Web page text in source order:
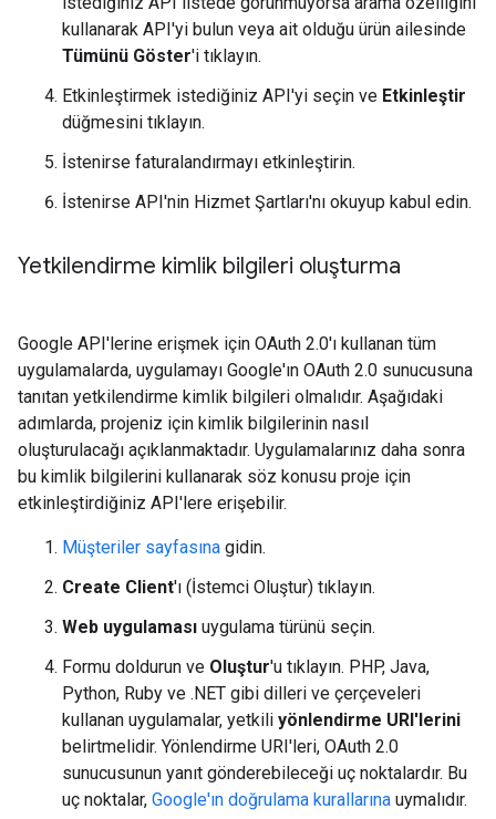
kullanarak API'yi bulun veya ait olduğu ürün ailesinde
Tümünü Göster'i tıklayın.
Etkinleştirmek istediğiniz API'yi seçin ve Etkinleştir
düğmesini tıklayın.
İstenirse faturalandırmayı etkinleştirin.
İstenirse API'nin Hizmet Şartları'nı okuyup kabul edin.
Yetkilendirme kimlik bilgileri oluşturma
Google API'lerine erişmek için OAuth 2.0'ı kullanan tüm
uygulamalarda, uygulamayı Google'ın OAuth 2.0 sunucusuna
tanıtan yetkilendirme kimlik bilgileri olmalıdır. Aşağıdaki
adımlarda, projeniz için kimlik bilgilerinin nasıl
oluşturulacağı açıklanmaktadır. Uygulamalarınız daha sonra
bu kimlik bilgilerini kullanarak söz konusu proje için
etkinleştirdiğiniz API'lere erişebilir.
Müşteriler sayfasına gidin.
Create Client'ı (İstemci Oluştur) tıklayın.
Web uygulaması uygulama türünü seçin.
Formu doldurun ve Oluştur'u tıklayın. PHP, Java,
Python, Ruby ve .NET gibi dilleri ve çerçeveleri
kullanan uygulamalar, yetkili yönlendirme URI'lerini
belirtmelidir. Yönlendirme URI'leri, OAuth 2.0
sunucusunun yanıt gönderebileceği uç noktalardır. Bu
uç noktalar, Google'ın doğrulama kurallarına uymalıdır.